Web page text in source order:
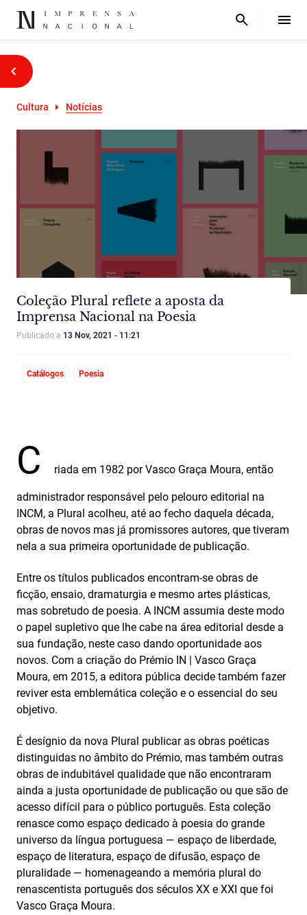
Cultura Notícias
Coleção Plural reflete a aposta da
Imprensa Nacional na Poesia
Publicado a 13 Nov, 2021 - 11:21
Catálogos Poesia
C riada em 1982 por Vasco Graça Moura, então
administrador responsável pelo pelouro editorial na
INCM, a Plural acolheu, até ao fecho daquela década,
obras de novos mas já promissores autores, que tiveram
nela a sua primeira oportunidade de publicação.
Entre os títulos publicados encontram-se obras de
ficção, ensaio, dramaturgia e mesmo artes plásticas,
mas sobretudo de poesia. A INCM assumia deste modo
o papel supletivo que lhe cabe na área editorial desde a
sua fundação, neste caso dando oportunidade aos
novos. Com a criação do Prémio IN | Vasco Graça
Moura, em 2015, a editora pública decide também fazer
reviver esta emblemática coleção e o essencial do seu
objetivo.
É desígnio da nova Plural publicar as obras poéticas
distinguidas no âmbito do Prémio, mas também outras
obras de indubitável qualidade que não encontraram
ainda a justa oportunidade de publicação ou que são de
acesso difícil para o público português. Esta coleção
renasce como espaço dedicado à poesia do grande
universo da língua portuguesa — espaço de liberdade,
espaço de literatura, espaço de difusão, espaço de
pluralidade — homenageando a memória plural do
renascentista português dos séculos XX e XXI que foi
Vasco Graça Moura.